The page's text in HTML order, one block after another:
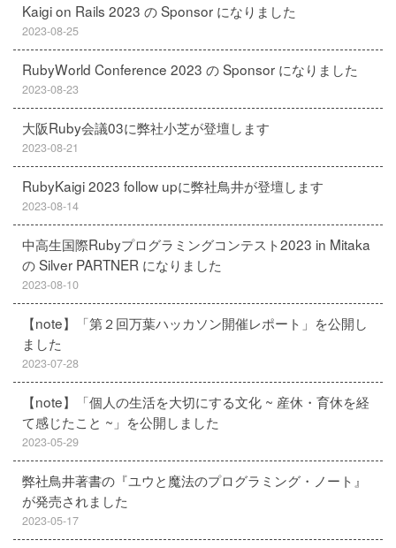
Kaigi on Rails 2023 の Sponsor になりました
2023-08-25
RubyWorld Conference 2023 の Sponsor になりました
2023-08-23
大阪Ruby会議03に弊社小芝が登壇します
2023-08-21
RubyKaigi 2023 follow upに弊社鳥井が登壇します
2023-08-14
中高生国際Rubyプログラミングコンテスト2023 in Mitaka
の Silver PARTNER になりました
2023-08-10
【note】「第２回万葉ハッカソン開催レポート」を公開し
ました
2023-07-28
【note】「個人の生活を大切にする文化 ~ 産休・育休を経
て感じたこと ~」を公開しました
2023-05-29
弊社鳥井著書の『ユウと魔法のプログラミング・ノート』
が発売されました
2023-05-17